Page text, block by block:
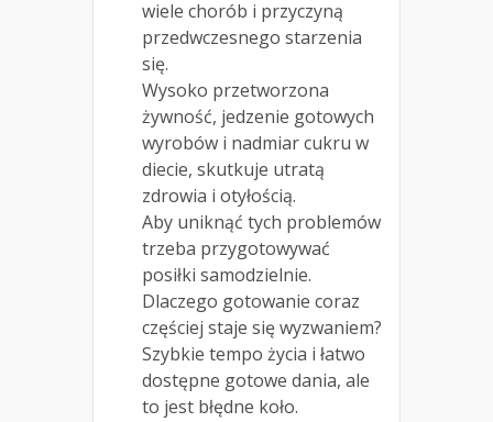
wiele chorób i przyczyną
przedwczesnego starzenia
się.
Wysoko przetworzona
żywność, jedzenie gotowych
wyrobów i nadmiar cukru w
diecie, skutkuje utratą
zdrowia i otyłością.
Aby uniknąć tych problemów
trzeba przygotowywać
posiłki samodzielnie.
Dlaczego gotowanie coraz
częściej staje się wyzwaniem?
Szybkie tempo życia i łatwo
dostępne gotowe dania, ale
to jest błędne koło.